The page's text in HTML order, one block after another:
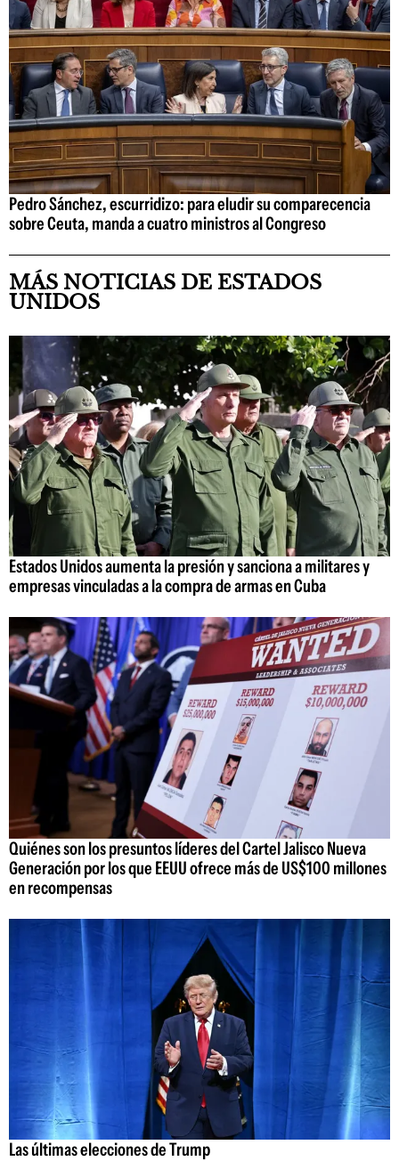
Pedro Sánchez, escurridizo: para eludir su comparecencia
sobre Ceuta, manda a cuatro ministros al Congreso
MÁS NOTICIAS DE ESTADOS
UNIDOS
Estados Unidos aumenta la presión y sanciona a militares y
empresas vinculadas a la compra de armas en Cuba
Quiénes son los presuntos líderes del Cartel Jalisco Nueva
Generación por los que EEUU ofrece más de US$100 millones
en recompensas
Las últimas elecciones de Trump